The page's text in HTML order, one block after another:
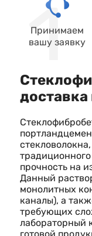
Принимаем
вашу заявку
доставка
прочность на
Данный
монолитных
каналы), а
требующих
лабораторный
готовой